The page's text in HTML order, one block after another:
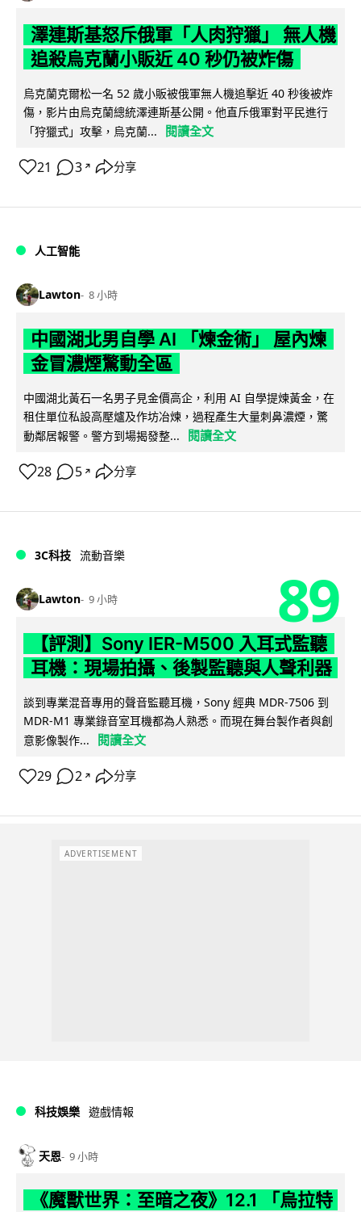
澤連斯基怒斥俄軍「人肉狩獵」 無人機
追殺烏克蘭小販近 40 秒仍被炸傷
烏克蘭克爾松一名 52 歲小販被俄軍無人機追擊近 40 秒後被炸
傷，影片由烏克蘭總統澤連斯基公開。他直斥俄軍對平民進行
「狩獵式」攻擊，烏克蘭...
閱讀全文
21 3 ↗ 分享
人工智能
Lawton 8 小時
中國湖北男自學 AI 「煉金術」 屋內煉
金冒濃煙驚動全區
中國湖北黃石一名男子見金價高企，利用 AI 自學提煉黃金，在
租住單位私設高壓爐及作坊冶煉，過程產生大量刺鼻濃煙，驚
動鄰居報警。警方到場揭發整...
閱讀全文
28 5 ↗ 分享
3C科技 流動音樂
Lawton 9 小時 89
【評測】Sony IER-M500 入耳式監聽
耳機：現場拍攝、後製監聽與人聲利器
談到專業混音專用的聲音監聽耳機，Sony 經典 MDR-7506 到
MDR-M1 專業錄音室耳機都為人熟悉。而現在舞台製作者與創
意影像製作...
閱讀全文
29 2 ↗ 分享
ADVERTISEMENT
科技娛樂 遊戲情報
天恩 9 小時
《魔獸世界：至暗之夜》12.1 「烏拉特